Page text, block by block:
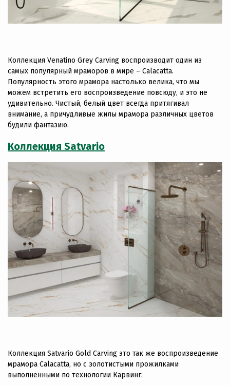
Коллекция Venatino Grey Carving воспроизводит один из
самых популярный мраморов в мире – Calacatta.
Популярность этого мрамора настолько велика, что мы
можем встретить его воспроизведение повсюду, и это не
удивительно. Чистый, белый цвет всегда притягивал
внимание, а причудливые жилы мрамора различных цветов
будили фантазию.
Коллекция Satvario
Коллекция Satvario Gold Carving это так же воспроизведение
мрамора Calacatta, но с золотистыми прожилками
выполненными по технологии Карвинг.